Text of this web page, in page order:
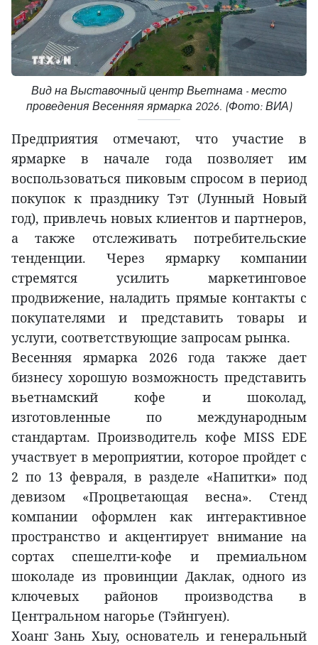
Вид на Выставочный центр Вьетнама - место
проведения Весенняя ярмарка 2026. (Фото: ВИА)
Предприятия отмечают, что участие в
ярмарке в начале года позволяет им
воспользоваться пиковым спросом в период
покупок к празднику Тэт (Лунный Новый
год), привлечь новых клиентов и партнеров,
а также отслеживать потребительские
тенденции. Через ярмарку компании
стремятся усилить маркетинговое
продвижение, наладить прямые контакты с
покупателями и представить товары и
услуги, соответствующие запросам рынка.
Весенняя ярмарка 2026 года также дает
бизнесу хорошую возможность представить
вьетнамский кофе и шоколад,
изготовленные по международным
стандартам. Производитель кофе MISS EDE
участвует в мероприятии, которое пройдет с
2 по 13 февраля, в разделе «Напитки» под
девизом «Процветающая весна». Стенд
компании оформлен как интерактивное
пространство и акцентирует внимание на
сортах спешелти-кофе и премиальном
шоколаде из провинции Даклак, одного из
ключевых районов производства в
Центральном нагорье (Тэйнгуен).
Хоанг Зань Хыу, основатель и генеральный